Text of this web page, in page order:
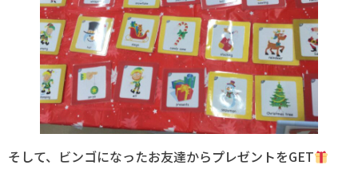
そして、ビンゴになったお友達からプレゼントをGET